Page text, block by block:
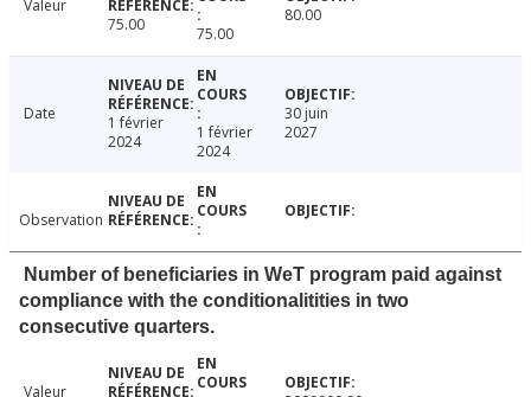
Valeur
75.00
75.00
80.00
Date
1 février
2024
1 février
2024
30 juin
2027
Observation
Number of beneficiaries in WeT program paid against
compliance with the conditionalitities in two
consecutive quarters.
Valeur